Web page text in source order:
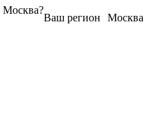
Москва
Ваш регион
Москва?